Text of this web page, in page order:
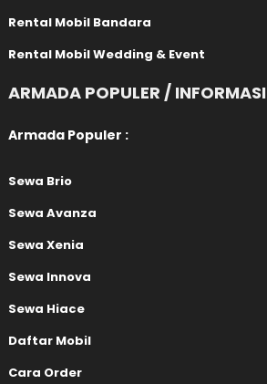
Rental Mobil Bandara
Rental Mobil Wedding & Event
ARMADA POPULER / INFORMASI
Armada Populer :
Sewa Brio
Sewa Avanza
Sewa Xenia
Sewa Innova
Sewa Hiace
Daftar Mobil
Cara Order